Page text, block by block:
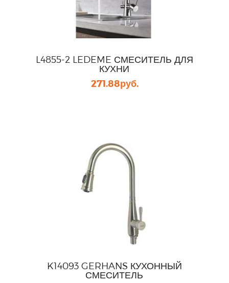
L4855-2 LEDEME СМЕСИТЕЛЬ ДЛЯ
КУХНИ
271.88руб.
K14093 GERHANS КУХОННЫЙ
СМЕСИТЕЛЬ